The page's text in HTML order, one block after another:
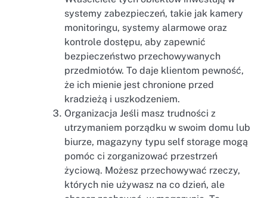
systemy zabezpieczeń, takie jak kamery
monitoringu, systemy alarmowe oraz
kontrole dostępu, aby zapewnić
bezpieczeństwo przechowywanych
przedmiotów. To daje klientom pewność,
że ich mienie jest chronione przed
kradzieżą i uszkodzeniem.
Organizacja Jeśli masz trudności z
utrzymaniem porządku w swoim domu lub
biurze, magazyny typu self storage mogą
pomóc ci zorganizować przestrzeń
życiową. Możesz przechowywać rzeczy,
których nie używasz na co dzień, ale